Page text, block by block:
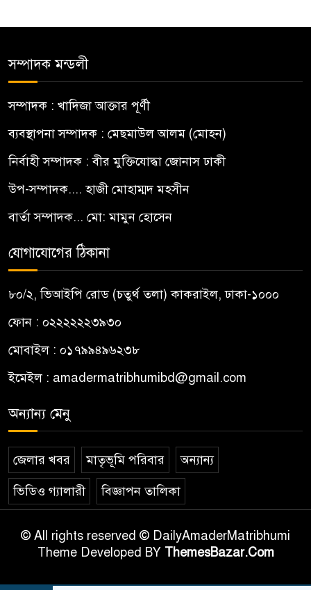
সম্পাদক মন্ডলী
সম্পাদক : খাদিজা আক্তার পূর্ণী
ব্যবস্থাপনা সম্পাদক : মেছমাউল আলম (মোহন)
নির্বাহী সম্পাদক : বীর মুক্তিযোদ্ধা জোনাস ঢাকী
উপ-সম্পাদক.... হাজী মোহাম্মদ মহসীন
বার্তা সম্পাদক... মো: মামুন হোসেন
যোগাযোগের ঠিকানা
৮০/২, ভিআইপি রোড (চতুর্থ তলা) কাকরাইল, ঢাকা-১০০০
ফোন : ০২২২২২২৩৯৩০
মোবাইল : ০১৭৯৯৪৯৬২৩৮
ইমেইল : amadermatribhumibd@gmail.com
অন্যান্য মেনু
জেলার খবর মাতৃভূমি পরিবার অন্যান্য
ভিডিও গ্যালারী বিজ্ঞাপন তালিকা
© All rights reserved © DailyAmaderMatribhumi
Theme Developed BY ThemesBazar.Com